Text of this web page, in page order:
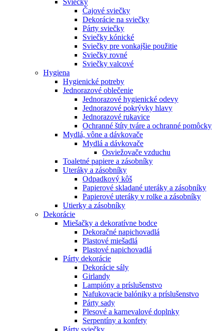
Čajové sviečky
Dekorácie na sviečky
Párty sviečky
Sviečky kónické
Sviečky pre vonkajšie použitie
Sviečky rovné
Sviečky valcové
Hygiena
Hygienické potreby
Jednorazové oblečenie
Jednorazové hygienické odevy
Jednorazové pokrývky hlavy
Jednorazové rukavice
Ochranné štíty tváre a ochranné pomôcky
Mydlá, vône a dávkovače
Mydlá a dávkovače
Osviežovače vzduchu
Toaletné papiere a zásobníky
Uteráky a zásobníky
Odpadkový kôš
Papierové skladané uteráky a zásobníky
Papierové uteráky v rolke a zásobníky
Utierky a zásobníky
Dekorácie
Miešačky a dekoratívne bodce
Dekoračné napichovadlá
Plastové miešadlá
Plastové napichovadlá
Párty dekorácie
Dekorácie sály
Girlandy
Lampióny a príslušenstvo
Nafukovacie balóniky a príslušenstvo
Párty sady
Plesové a karnevalové doplnky
Serpentíny a konfety
Párty sviečky